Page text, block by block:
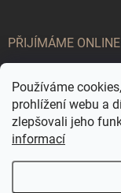
Používáme
prohlížení webu a
zlepšovali jeho
informací
PŘIJÍMÁME